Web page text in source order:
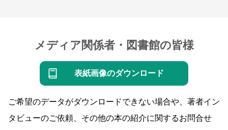
メディア関係者・図書館の皆様
表紙画像のダウンロード
ご希望のデータがダウンロードできない場合や、著者イン
タビューのご依頼、その他の本の紹介に関するお問合せ